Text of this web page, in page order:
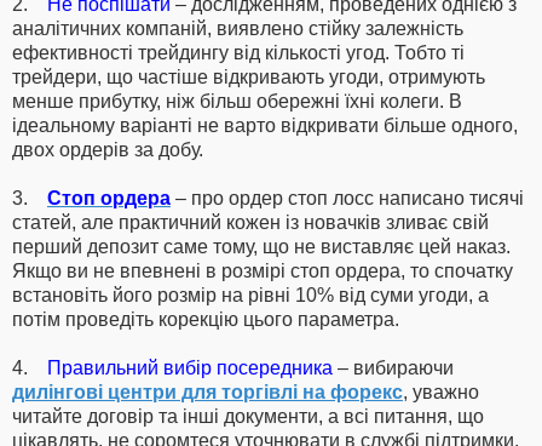
2. Не поспішати – дослідженням, проведених однією з
аналітичних компаній, виявлено стійку залежність
ефективності трейдингу від кількості угод. Тобто ті
трейдери, що частіше відкривають угоди, отримують
менше прибутку, ніж більш обережні їхні колеги. В
ідеальному варіанті не варто відкривати більше одного,
двох ордерів за добу.
3. Стоп ордера – про ордер стоп лосс написано тисячі
статей, але практичний кожен із новачків зливає свій
перший депозит саме тому, що не виставляє цей наказ.
Якщо ви не впевнені в розмірі стоп ордера, то спочатку
встановіть його розмір на рівні 10% від суми угоди, а
потім проведіть корекцію цього параметра.
4. Правильний вибір посередника – вибираючи
дилінгові центри для торгівлі на форекс, уважно
читайте договір та інші документи, а всі питання, що
цікавлять, не соромтеся уточнювати в службі підтримки.